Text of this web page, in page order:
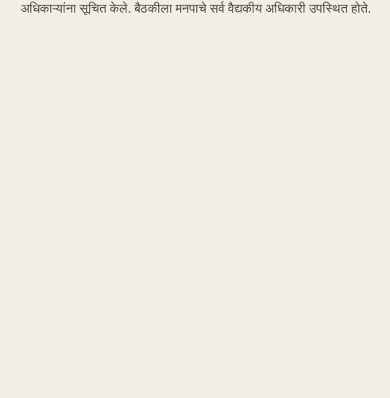
अधिकाऱ्यांना सूचित केले. बैठकीला मनपाचे सर्व वैद्यकीय अधिकारी उपस्थित होते.